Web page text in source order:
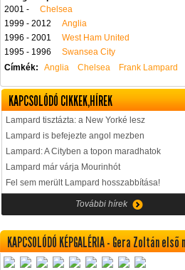
2001 -
Chelsea
1999 - 2012
Anglia
1996 - 2001
West Ham United
1995 - 1996
Swansea City
Címkék:
Anglia Chelsea Frank Lampard
KAPCSOLÓDÓ CIKKEK,HÍREK
Lampard tisztázta: a New Yorké lesz
Lampard is befejezte angol mezben
Lampard: A Cityben a topon maradhatok
Lampard már várja Mourinhót
Fel sem merült Lampard hosszabbítása!
További hírek
KAPCSOLÓDÓ KÉPGALÉRIA - Gera Zoltán